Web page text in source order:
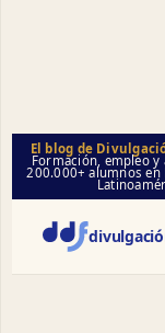
El blog de
Formación, empleo y
200.000+ alumnos en